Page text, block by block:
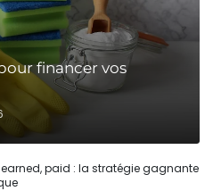
financer vos
paid : la stratégie gagnante